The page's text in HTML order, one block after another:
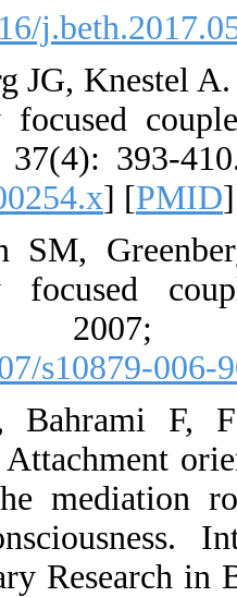
[
10.
Ther
11.
[
12. Bay
Etemadi
function:
and self-